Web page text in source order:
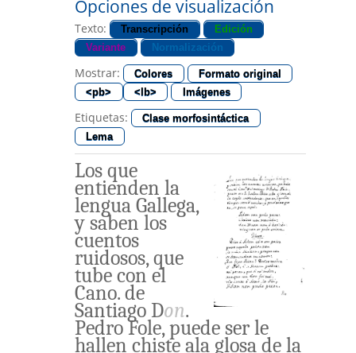
Opciones de visualización
Texto: Transcripción
Edición
Variante
Normalización
Mostrar: Colores
Formato original
<pb>
<lb> Imágenes
Etiquetas:
Clase morfosintáctica
Lema
Losque
entienden la
lenguaGallega,
y saben los
cuentos
ruidosos,que
tubeconel
Cano.de
Santiago Don.
PedroFole,puede serle
hallen chisteala glosadela